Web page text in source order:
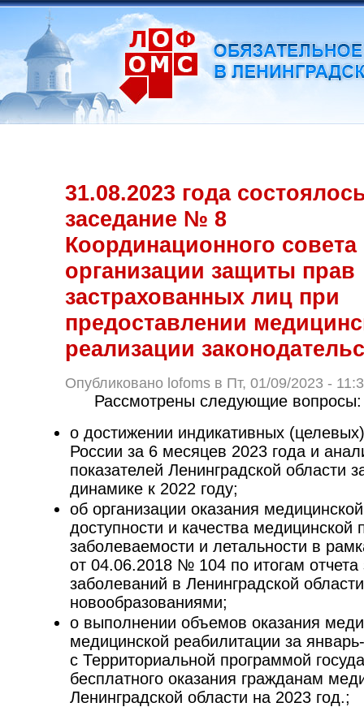
31.08.2023 года
заседание № 8
Координационного совета
организации защиты прав
застрахованных лиц при
предоставлении
реализации
Опубликовано lofoms в Пт, 01/09/2023 -
Рассмотрены следующие вопросы:
о достижении индикативных
России за 6 месяцев 2023 года и
показателей Ленинградской области
динамике к 2022 году;
об организации оказания
доступности и качества
заболеваемости и летальности в
от 04.06.2018 № 104 по итогам
заболеваний в Ленинградской
новообразованиями;
о выполнении объемов оказания
медицинской реабилитации за
с Территориальной программой
бесплатного оказания гражданам
Ленинградской области на 2023 год.;